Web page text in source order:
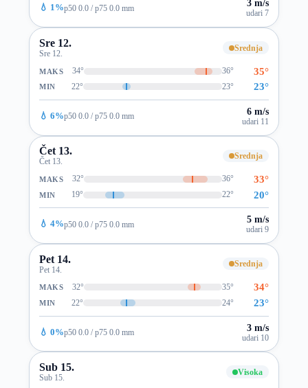
💧 1%p50 0.0 / p75 0.0 mm 3 m/s
udari 7
Sre 12.
Sre 12.
Srednja
MAKS 34° 36° 35°
MIN 22° 23° 23°
💧 6%p50 0.0 / p75 0.0 mm 6 m/s
udari 11
Čet 13.
Čet 13.
Srednja
MAKS 32° 36° 33°
MIN 19° 22° 20°
💧 4%p50 0.0 / p75 0.0 mm 5 m/s
udari 9
Pet 14.
Pet 14.
Srednja
MAKS 32° 35° 34°
MIN 22° 24° 23°
💧 0%p50 0.0 / p75 0.0 mm 3 m/s
udari 10
Sub 15.
Sub 15.
Visoka